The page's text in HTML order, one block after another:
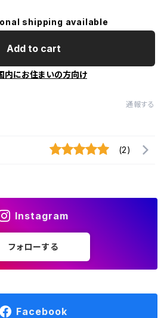
shipping available
Add to cart
内にお住まいの方向け
通報する
(2)
Instagram
フォローする
Facebook